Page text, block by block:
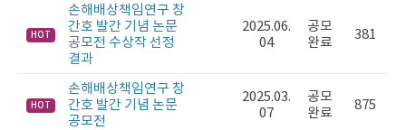
HOT
손해배상책임연구 창
간호 발간 기념 논문
공모전 수상작 선정
결과
2025.06.
04
공모
완료
381
HOT
손해배상책임연구 창
간호 발간 기념 논문
공모전
2025.03.
07
공모
완료
875